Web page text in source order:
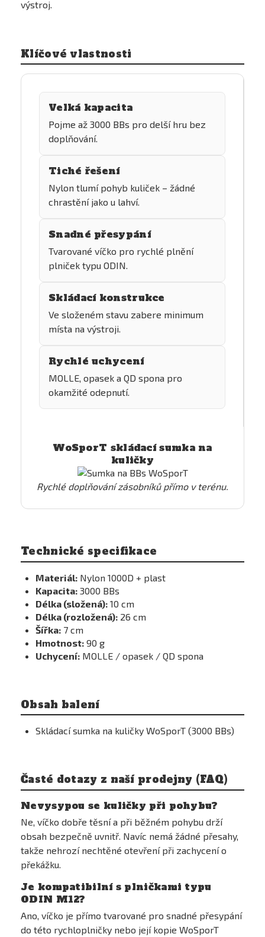
výstroj.
Klíčové vlastnosti
Velká kapacita
Pojme až 3000 BBs pro delší hru bez
doplňování.
Tiché řešení
Nylon tlumí pohyb kuliček – žádné
chrastění jako u lahví.
Snadné přesypání
Tvarované víčko pro rychlé plnění
plniček typu ODIN.
Skládací konstrukce
Ve složeném stavu zabere minimum
místa na výstroji.
Rychlé uchycení
MOLLE, opasek a QD spona pro
okamžité odepnutí.
WoSporT skládací sumka na
kuličky
Rychlé doplňování zásobníků přímo v terénu.
Technické specifikace
Materiál: Nylon 1000D + plast
Kapacita: 3000 BBs
Délka (složená): 10 cm
Délka (rozložená): 26 cm
Šířka: 7 cm
Hmotnost: 90 g
Uchycení: MOLLE / opasek / QD spona
Obsah balení
Skládací sumka na kuličky WoSporT (3000 BBs)
Časté dotazy z naší prodejny (FAQ)
Nevysypou se kuličky při pohybu?
Ne, víčko dobře těsní a při běžném pohybu drží
obsah bezpečně uvnitř. Navíc nemá žádné přesahy,
takže nehrozí nechtěné otevření při zachycení o
překážku.
Je kompatibilní s plničkami typu
ODIN M12?
Ano, víčko je přímo tvarované pro snadné přesypání
do této rychloplničky nebo její kopie WoSporT